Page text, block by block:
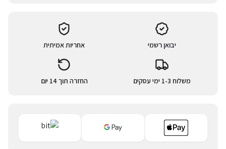
יבואן רשמי אחריות אמיתית
משלוח 1-3 ימי עסקים החזרה תוך 14 יום